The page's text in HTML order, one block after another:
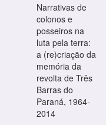
Narrativas de
colonos e
posseiros na
luta pela terra:
a (re)criação da
memória da
revolta de Três
Barras do
Paraná, 1964-
2014